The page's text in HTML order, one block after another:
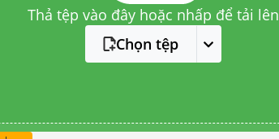
Thả tệp vào đây hoặc nhấp để tải lên
Chọn tệp